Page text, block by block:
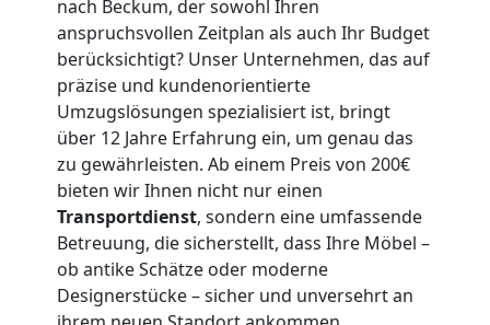
nach Beckum, der sowohl Ihren
anspruchsvollen Zeitplan als auch Ihr Budget
berücksichtigt? Unser Unternehmen, das auf
präzise und kundenorientierte
Umzugslösungen spezialisiert ist, bringt
über 12 Jahre Erfahrung ein, um genau das
zu gewährleisten. Ab einem Preis von 200€
bieten wir Ihnen nicht nur einen
Transportdienst, sondern eine umfassende
Betreuung, die sicherstellt, dass Ihre Möbel –
ob antike Schätze oder moderne
Designerstücke – sicher und unversehrt an
Feldkirch
Mann
LKW